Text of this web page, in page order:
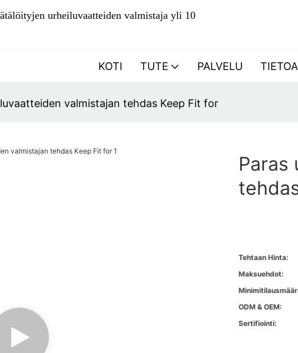
urheiluvaatteiden valmistaja yli 10
KOTI TUTE PALVELU TIETOA
valmistajan tehdas Keep Fit for
Paras
Tehtaan Hinta:
Maksuehdot:
ODM & OEM:
Sertifiointi: